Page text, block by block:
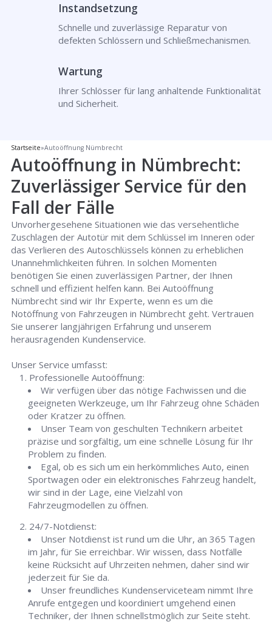
Instandsetzung
Schnelle und zuverlässige Reparatur von
defekten Schlössern und Schließmechanismen.
Wartung
Ihrer Schlösser für lang anhaltende Funktionalität
und Sicherheit.
Startseite»Autoöffnung Nümbrecht
Autoöffnung in Nümbrecht:
Zuverlässiger Service für den
Fall der Fälle
Unvorhergesehene Situationen wie das versehentliche
Zuschlagen der Autotür mit dem Schlüssel im Inneren oder
das Verlieren des Autoschlüssels können zu erheblichen
Unannehmlichkeiten führen. In solchen Momenten
benötigen Sie einen zuverlässigen Partner, der Ihnen
schnell und effizient helfen kann. Bei Autoöffnung
Nümbrecht sind wir Ihr Experte, wenn es um die
Notöffnung von Fahrzeugen in Nümbrecht geht. Vertrauen
Sie unserer langjährigen Erfahrung und unserem
herausragenden Kundenservice.
Unser Service umfasst:
Professionelle Autoöffnung:
Wir verfügen über das nötige Fachwissen und die
geeigneten Werkzeuge, um Ihr Fahrzeug ohne Schäden
oder Kratzer zu öffnen.
Unser Team von geschulten Technikern arbeitet
präzise und sorgfältig, um eine schnelle Lösung für Ihr
Problem zu finden.
Egal, ob es sich um ein herkömmliches Auto, einen
Sportwagen oder ein elektronisches Fahrzeug handelt,
wir sind in der Lage, eine Vielzahl von
Fahrzeugmodellen zu öffnen.
24/7-Notdienst:
Unser Notdienst ist rund um die Uhr, an 365 Tagen
im Jahr, für Sie erreichbar. Wir wissen, dass Notfälle
keine Rücksicht auf Uhrzeiten nehmen, daher sind wir
jederzeit für Sie da.
Unser freundliches Kundenserviceteam nimmt Ihre
Anrufe entgegen und koordiniert umgehend einen
Techniker, der Ihnen schnellstmöglich zur Seite steht.